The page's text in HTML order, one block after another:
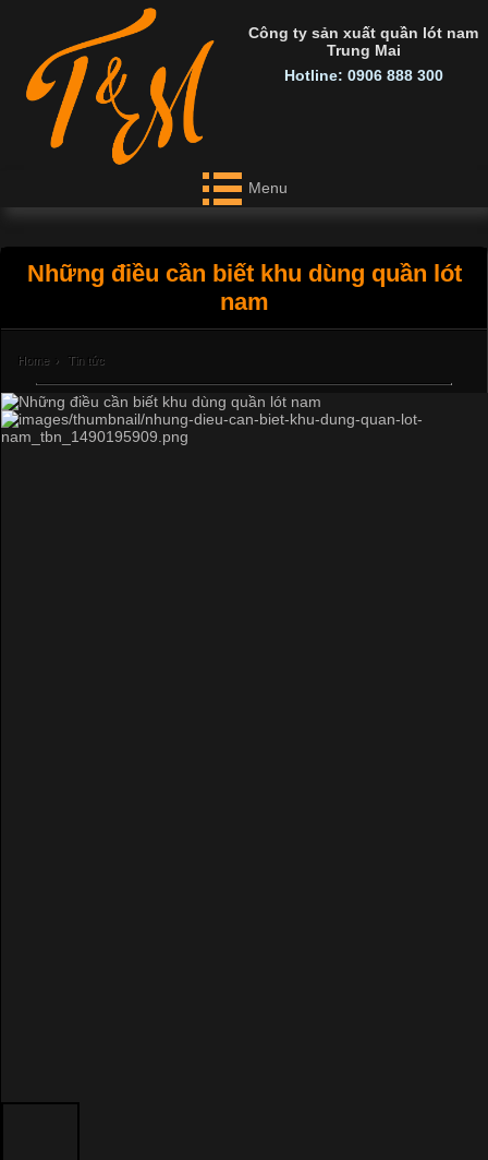
Công ty sản xuất quần lót nam
Trung Mai
Hotline: 0906 888 300
Menu
Những điều cần biết khu dùng quần lót
nam
Home › Tin tức